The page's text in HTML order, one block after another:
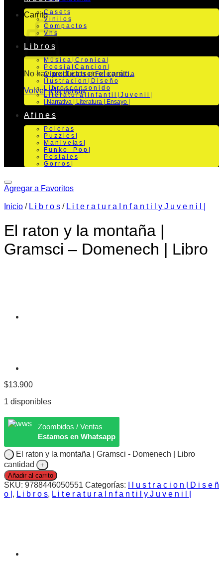
Carrito
No hay productos en el carrito.
Volver a la tienda
C a s e t s
V i n i l o s
C o m p a c t o s
V h s
L i b r o s
M ú s i c a | C r o n i c a |
P o e s i a | C a n c i o n |
C i n e | T e a t r o | Fo t o g r a f i a
I l u s t r a c i o n | D i s e ñ o
L i b r o s c o n s o n i d o
L i t e r a t u r a | I n f a n t i l | J u v e n i l |
| Narrativa | Literatura | Ensayo |
A f i n e s
P o l e r a s
P u z z l e s |
M a n i v e la s |
F u n k o – P o p |
P o s t a l e s
G o r r o s |
Agregar a Favoritos
Inicio / L i b r o s / L i t e r a t u r a I n f a n t i l y J u v e n i l |
El raton y la montaña |
Gramsci – Domenech | Libro
$13.900
1 disponibles
Zoombidos / Ventas
Estamos en Whatsapp
El raton y la montaña | Gramsci - Domenech | Libro
cantidad
Añadir al carrito
SKU: 9788446050551 Categorías:
I l u s t r a c i o n | D i s e ñ
o | , L i b r o s, L i t e r a t u r a I n f a n t i l y J u v e n i l |